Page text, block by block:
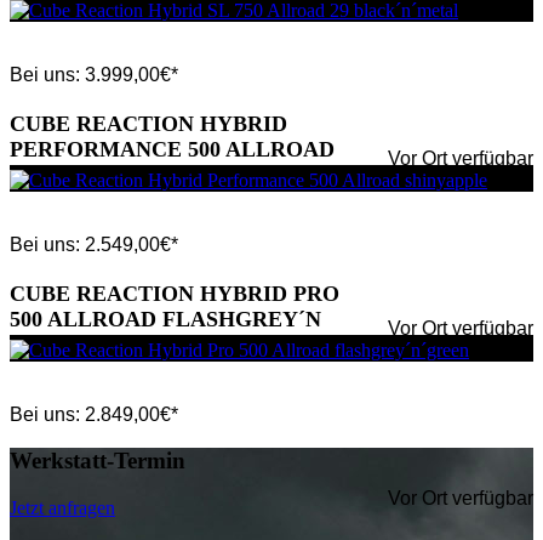
Bei uns: 3.999,00€*
Vor Ort verfügbar
CUBE REACTION HYBRID
PERFORMANCE 500 ALLROAD
SHINYAPPLE
Bei uns: 2.549,00€*
Vor Ort verfügbar
CUBE REACTION HYBRID PRO
500 ALLROAD FLASHGREY´N
´GREEN
Bei uns: 2.849,00€*
Vor Ort verfügbar
Werkstatt-Termin
Jetzt anfragen